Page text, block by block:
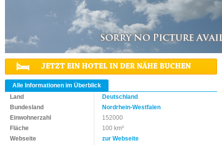
JETZT EIN HOTEL IN DER NÄHE BUCHEN
Alle Informationen im Überblick
Land
Deutschland
Bundesland
Nordrhein-Westfalen
Einwohnerzahl
152000
Fläche
100 km²
Webseite
zur Webseite